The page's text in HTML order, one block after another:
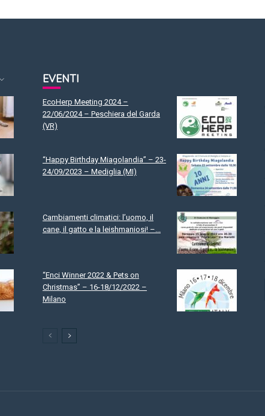
EVENTI
EcoHerp Meeting 2024 –
22/06/2024 – Peschiera del Garda
(VR)
“Happy Birthday Miagolandia” – 23-
24/09/2023 – Mediglia (MI)
Cambiamenti climatici: l’uomo, il
cane, il gatto e la leishmaniosi! –...
“Enci Winner 2022 & Pets on
Christmas” – 16-18/12/2022 –
Milano